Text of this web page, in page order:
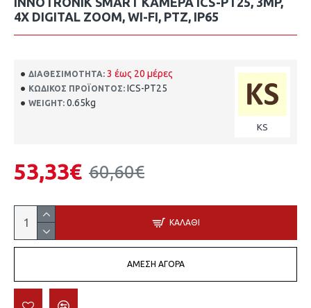
4X DIGITAL ZOOM, WI-FI, PTZ, IP65
ΔΙΑΘΕΣΙΜΌΤΗΤΑ: 3 έως 20 μέρες
ΚΩΔΙΚΌΣ ΠΡΟΪΌΝΤΟΣ: ICS-PT25
WEIGHT: 0.65kg
KS
60,60€
53,33€
ΚΑΛΆΘΙ
ΆΜΕΣΗ ΑΓΟΡΆ